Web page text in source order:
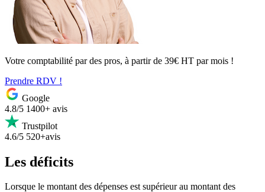
Votre comptabilité par des pros, à partir de 39€ HT par mois !
Prendre RDV !
Google
4.8/5 1400+ avis
Trustpilot
4.6/5 520+avis
Les déficits
Lorsque le montant des dépenses est supérieur au montant des